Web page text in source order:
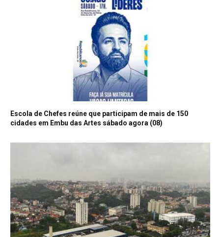
Escola de Chefes reúne que participam de mais de 150
cidades em Embu das Artes sábado agora (08)